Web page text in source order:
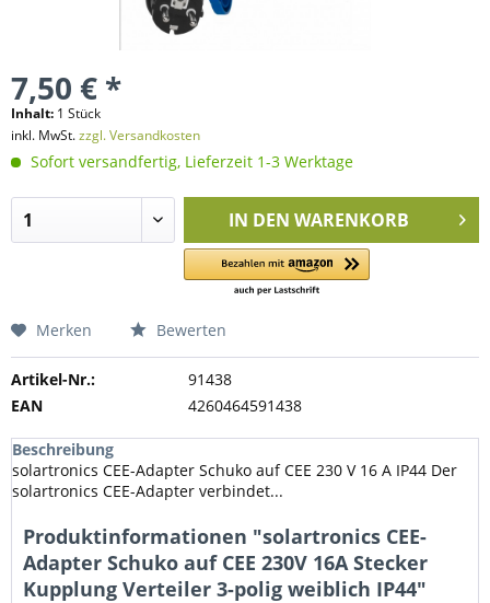
7,50 € *
Inhalt: 1 Stück
inkl. MwSt.zzgl. Versandkosten
Sofort versandfertig, Lieferzeit 1-3 Werktage
IN DEN WARENKORB
Merken Bewerten
Artikel-Nr.:
91438
EAN
4260464591438
Beschreibung
solartronics CEE-Adapter Schuko auf CEE 230 V 16 A IP44 Der
solartronics CEE-Adapter verbindet...
Produktinformationen "solartronics CEE-
Adapter Schuko auf CEE 230V 16A Stecker
Kupplung Verteiler 3-polig weiblich IP44"